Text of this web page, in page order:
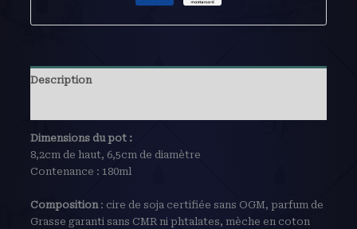
Description
Dimensions du pot :
8,2cm de haut, 6,5cm de diamètre
Contenance : 180ml
Composition: cire de soja certifiée sans OGM, parfum de
Grasse garanti sans CMR ni phtalates, mèche en coton